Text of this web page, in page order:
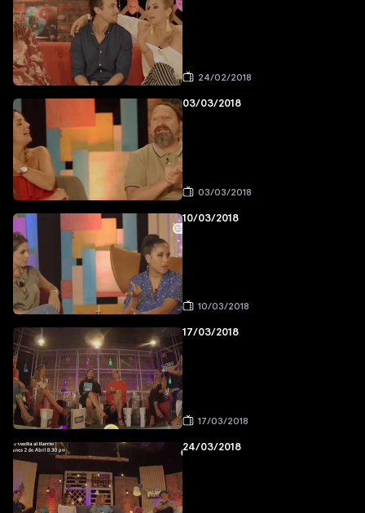
24/02/2018
03/03/2018
03/03/2018
10/03/2018
10/03/2018
17/03/2018
17/03/2018
24/03/2018